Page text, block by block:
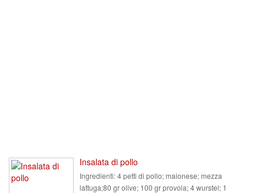
Insalata di pollo
Ingredienti:4 petti di pollo; maionese; mezza
lattuga;80 gr olive; 100 gr provola; 4 wurstel; 1